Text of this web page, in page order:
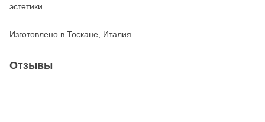
эстетики.
Изготовлено в Тоскане, Италия
Отзывы